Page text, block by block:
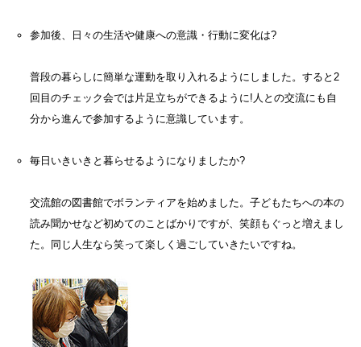
参加後、日々の生活や健康への意識・行動に変化は?
普段の暮らしに簡単な運動を取り入れるようにしました。すると2
回目のチェック会では片足立ちができるように!人との交流にも自
分から進んで参加するように意識しています。
毎日いきいきと暮らせるようになりましたか?
交流館の図書館でボランティアを始めました。子どもたちへの本の
読み聞かせなど初めてのことばかりですが、笑顔もぐっと増えまし
た。同じ人生なら笑って楽しく過ごしていきたいですね。